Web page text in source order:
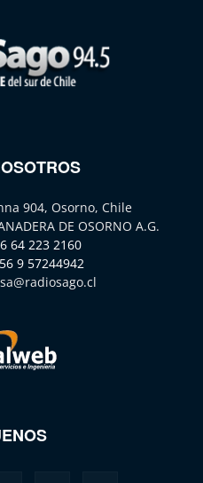
904, Osorno, Chile
DE OSORNO A.G.
64 223 2160
9 57244942